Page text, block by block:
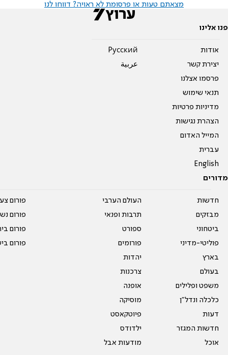
מצאתם טעות או פרסומת לא ראויה? דווחו לנו
פנו אלינו
אודות
יצירת קשר
פרסמו אצלנו
תנאי שימוש
מדיניות פרטיות
הצהרת נגישות
המייל האדום
עברית
English
Pусский
عربية
מדורים
חדשות
מבזקים
ביטחוני
פוליטי-מדיני
בארץ
בעולם
משפט ופלילים
כלכלה ונדל"ן
דעות
חדשות המגזר
אוכל
העולם הערבי
תרבות ופנאי
ספורט
פורומים
יהדות
צרכנות
אופנה
מוסיקה
פיוטקאסט
ילדודס
מודעות אבל
פורום
פורום
פורום
פורום